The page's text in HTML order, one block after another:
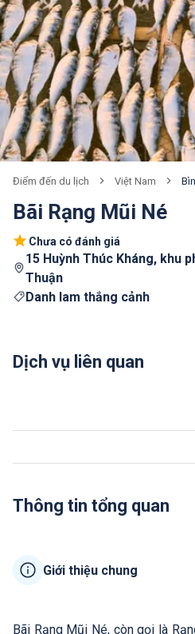
Điểm đến du lịch Việt Nam
Bãi Rạng Mũi Né
Chưa có đánh giá
15 Huỳnh Thúc Kháng, khu
Thuận
Danh lam thắng cảnh
Dịch vụ liên quan
Thông tin tổng quan
Giới thiệu chung
Bãi Rạng Mũi Né, còn gọi là